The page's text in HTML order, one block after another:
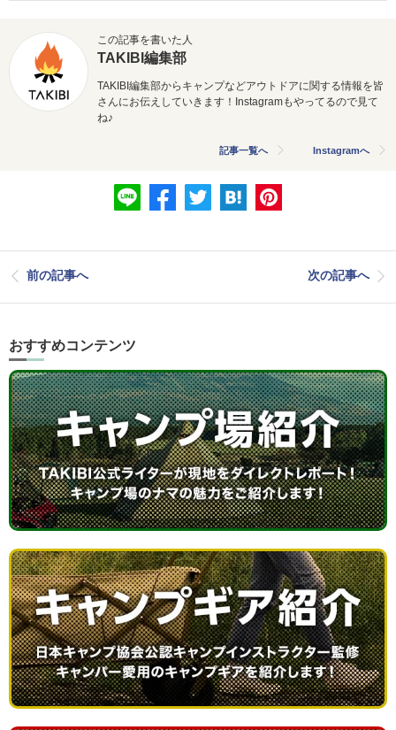
この記事を書いた人
TAKIBI編集部
TAKIBI編集部からキャンプなどアウトドアに関する情報を皆
さんにお伝えしていきます！Instagramもやってるので見て
ね♪
記事一覧へ Instagramへ
前の記事へ 次の記事へ
おすすめコンテンツ